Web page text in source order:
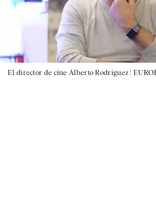
El director de cine Alberto Rodríguez |